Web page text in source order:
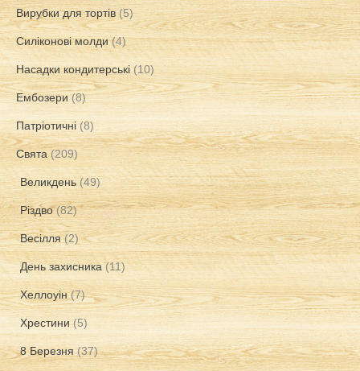
Вирубки для тортів (5)
Силіконові молди (4)
Насадки кондитерські (10)
Ембозери (8)
Патріотичні (8)
Свята (209)
Великдень (49)
Різдво (82)
Весілля (2)
День захисника (11)
Хеллоуін (7)
Хрестини (5)
8 Березня (37)